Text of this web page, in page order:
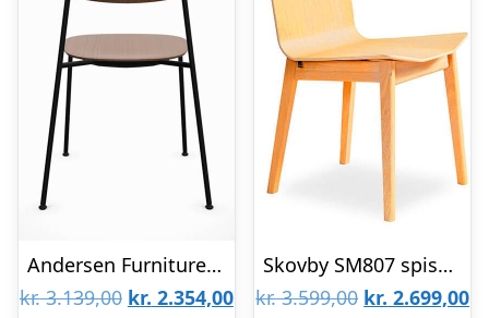
Andersen Furniture Scope spisebordsstol – Sort / Brass / Røget mat lak : Erling Christensen Møbler
kr.3.139,00 Den
kr. 2.354,00Den
Skovby SM807 spisebordsstol – Lakeret eg : Erling Christensen Møbler
kr.3.599,00 Den
kr. 2.699,00